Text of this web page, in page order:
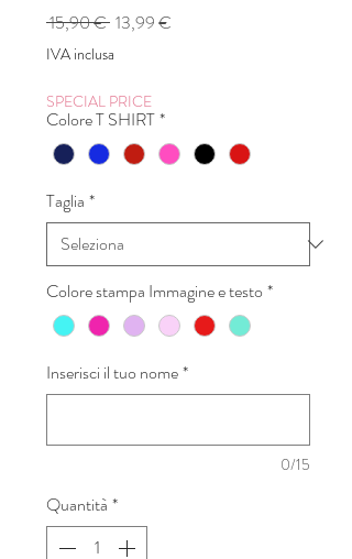
15,90 € Prezzo
13,99 €
IVA inclusa
SPECIAL PRICE
Colore T SHIRT*
Taglia *
Colore stampa Immagine e testo *
Inserisci il tuo nome*
0/15
Quantità *